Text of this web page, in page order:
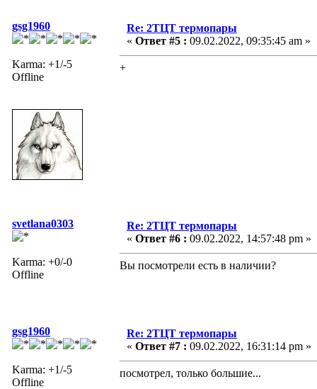
gsg1960
Karma: +1/-5
Offline
Re: 2ТЦТ термопары
« Ответ #5 : 09.02.2022, 09:35:45 am »
+
svetlana0303
Karma: +0/-0
Offline
Re: 2ТЦТ термопары
« Ответ #6 : 09.02.2022, 14:57:48 pm »
Вы посмотрели есть в наличии?
gsg1960
Karma: +1/-5
Offline
Re: 2ТЦТ термопары
« Ответ #7 : 09.02.2022, 16:31:14 pm »
посмотрел, только большие...